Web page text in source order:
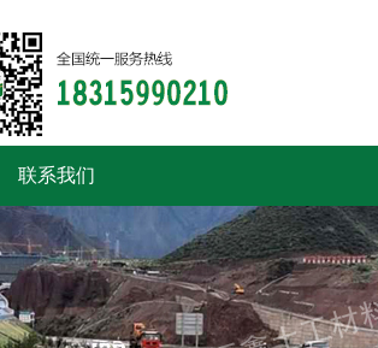
联系我们